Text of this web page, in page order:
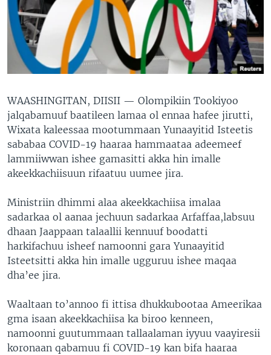
WAASHINGITAN, DIISII — Olompikiin Tookiyoo
jalqabamuuf baatileen lamaa ol ennaa hafee jirutti,
Wixata kaleessaa mootummaan Yunaayitid Isteetis
sababaa COVID-19 haaraa hammaataa adeemeef
lammiiwwan ishee gamasitti akka hin imalle
akeekkachiisuun rifaatuu uumee jira.
Ministriin dhimmi alaa akeekkachiisa imalaa
sadarkaa ol aanaa jechuun sadarkaa Arfaffaa,labsuu
dhaan Jaappaan talaallii kennuuf boodatti
harkifachuu isheef namoonni gara Yunaayitid
Isteetsitti akka hin imalle ugguruu ishee maqaa
dha’ee jira.
Waaltaan to’annoo fi ittisa dhukkubootaa Ameerikaa
gma isaan akeekkachiisa ka biroo kenneen,
namoonni guutummaan tallaalaman iyyuu vaayiresii
koronaan qabamuu fi COVID-19 kan bifa haaraa